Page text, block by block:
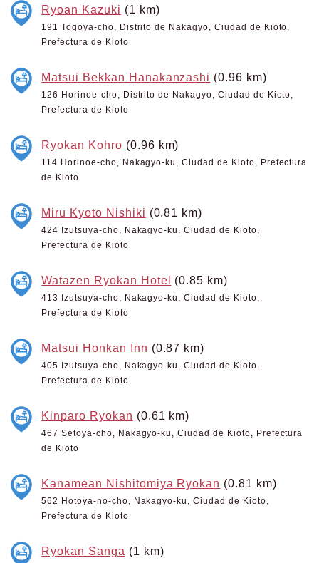
Ryoan Kazuki (1 km)
191 Togoya-cho, Distrito de Nakagyo, Ciudad de Kioto,
Prefectura de Kioto
Matsui Bekkan Hanakanzashi (0.96 km)
126 Horinoe-cho, Distrito de Nakagyo, Ciudad de Kioto,
Prefectura de Kioto
Ryokan Kohro (0.96 km)
114 Horinoe-cho, Nakagyo-ku, Ciudad de Kioto, Prefectura
de Kioto
Miru Kyoto Nishiki (0.81 km)
424 Izutsuya-cho, Nakagyo-ku, Ciudad de Kioto,
Prefectura de Kioto
Watazen Ryokan Hotel (0.85 km)
413 Izutsuya-cho, Nakagyo-ku, Ciudad de Kioto,
Prefectura de Kioto
Matsui Honkan Inn (0.87 km)
405 Izutsuya-cho, Nakagyo-ku, Ciudad de Kioto,
Prefectura de Kioto
Kinparo Ryokan (0.61 km)
467 Setoya-cho, Nakagyo-ku, Ciudad de Kioto, Prefectura
de Kioto
Kanamean Nishitomiya Ryokan (0.81 km)
562 Hotoya-no-cho, Nakagyo-ku, Ciudad de Kioto,
Prefectura de Kioto
Ryokan Sanga (1 km)